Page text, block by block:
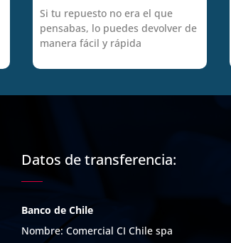
Si tu repuesto no era el que
pensabas, lo puedes devolver de
manera fácil y rápida
Datos de transferencia:
Banco de Chile
Nombre: Comercial CI Chile spa